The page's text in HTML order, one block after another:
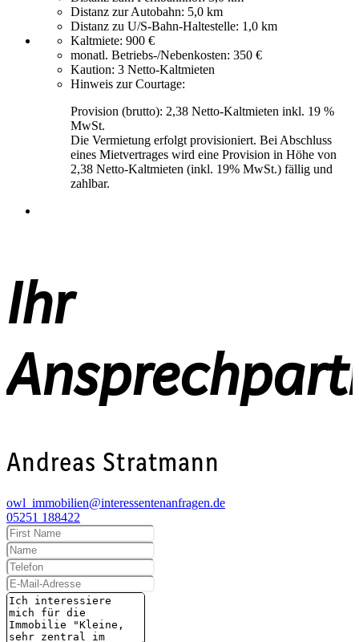
Distanz zur Autobahn: 5,0 km
Distanz zu U/S-Bahn-Haltestelle: 1,0 km
Kaltmiete: 900 €
monatl. Betriebs-/Nebenkosten: 350 €
Kaution: 3 Netto-Kaltmieten
Hinweis zur Courtage:
Provision (brutto): 2,38 Netto-Kaltmieten inkl. 19 %
MwSt.
Die Vermietung erfolgt provisioniert. Bei Abschluss
eines Mietvertrages wird eine Provision in Höhe von
2,38 Netto-Kaltmieten (inkl. 19% MwSt.) fällig und
zahlbar.
Ihr
Andreas Stratmann
owl_immobilien@interessentenanfragen.de
05251 188422